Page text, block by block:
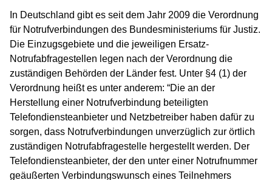
In Deutschland gibt es seit dem Jahr 2009 die Verordnung
für Notrufverbindungen des Bundesministeriums für Justiz.
Die Einzugsgebiete und die jeweiligen Ersatz-
Notrufabfragestellen legen nach der Verordnung die
zuständigen Behörden der Länder fest. Unter §4 (1) der
Verordnung heißt es unter anderem: “Die an der
Herstellung einer Notrufverbindung beteiligten
Telefondiensteanbieter und Netzbetreiber haben dafür zu
sorgen, dass Notrufverbindungen unverzüglich zur örtlich
zuständigen Notrufabfragestelle hergestellt werden. Der
Telefondiensteanbieter, der den unter einer Notrufnummer
geäußerten Verbindungswunsch eines Teilnehmers